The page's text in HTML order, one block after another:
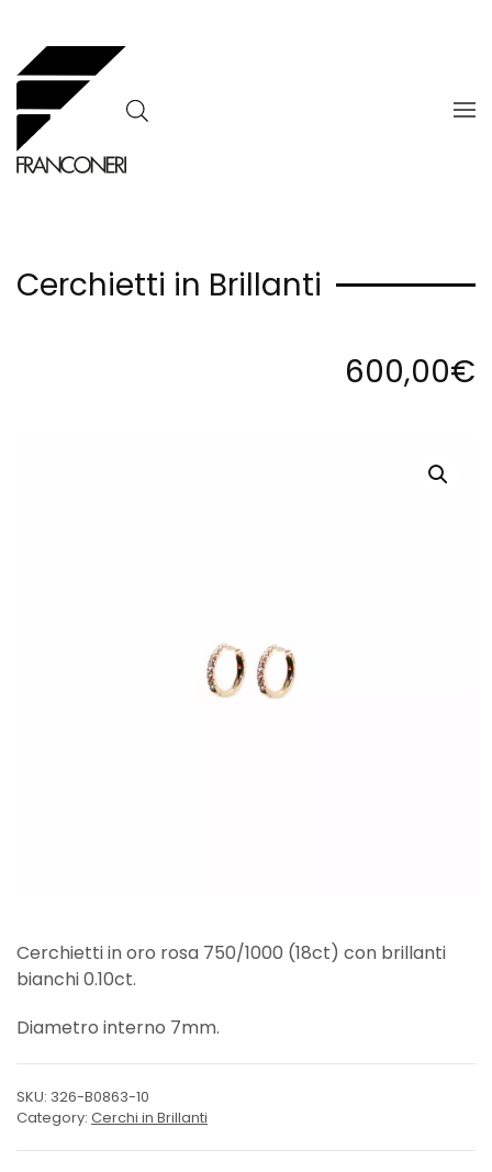
Skip to main content
Cerchietti in Brillanti
600,00€
Cerchietti in oro rosa 750/1000 (18ct) con brillanti
bianchi 0.10ct.
Diametro interno 7mm.
SKU: 326-B0863-10
Category: Cerchi in Brillanti